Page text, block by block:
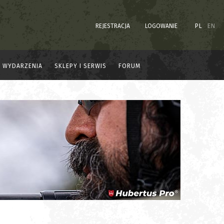
REJESTRACJA LOGOWANIE PL EN
WYDARZENIA SKLEPY I SERWIS FORUM